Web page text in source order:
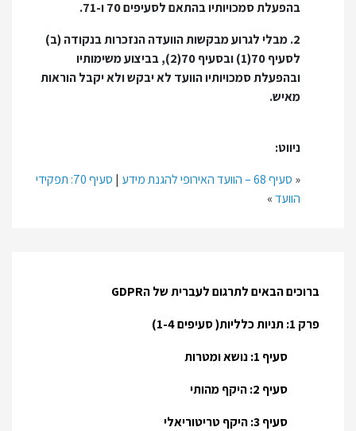
ברוכים הבאים לתרגום לעברית של הGDPR
פרק 1: תניות כלליות( סעיפים 1-4)
סעיף 1: נושא ומטרות
סעיף 2: היקף מהותי
סעיף 3: היקף טריטוריאלי
בהפעלת סמכויותיו בהתאם לסעיפים 70 ו-71.
2. מבלי לגרוע מבקשות הוועדה הנזכרות בנקודה (ב)
לסעיף 70(1) ובסעיף 70(2), בביצוע משימותיו
ובהפעלת סמכויותיו הוועד לא יבקש ולא יקבל הוראות
מאיש.
ניווט:
« סעיף 68 – הוועד האירופי להגנת מידע |
סעיף 70: תפקידי
הוועד»